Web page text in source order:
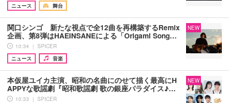
ニュース
舞台
関口シンゴ 新たな視点で全12曲を再構築するRemix
企画、第8弾はHAEINSANEによる「Origami Song…
10:34 ｜ SPICER
ニュース
音楽
NEW
本仮屋ユイカ主演、昭和の名曲にのせて描く最高にH
APPYな歌謡劇『昭和歌謡劇 歌の銀座パラダイス♪…
10:33 ｜ SPICER
NEW